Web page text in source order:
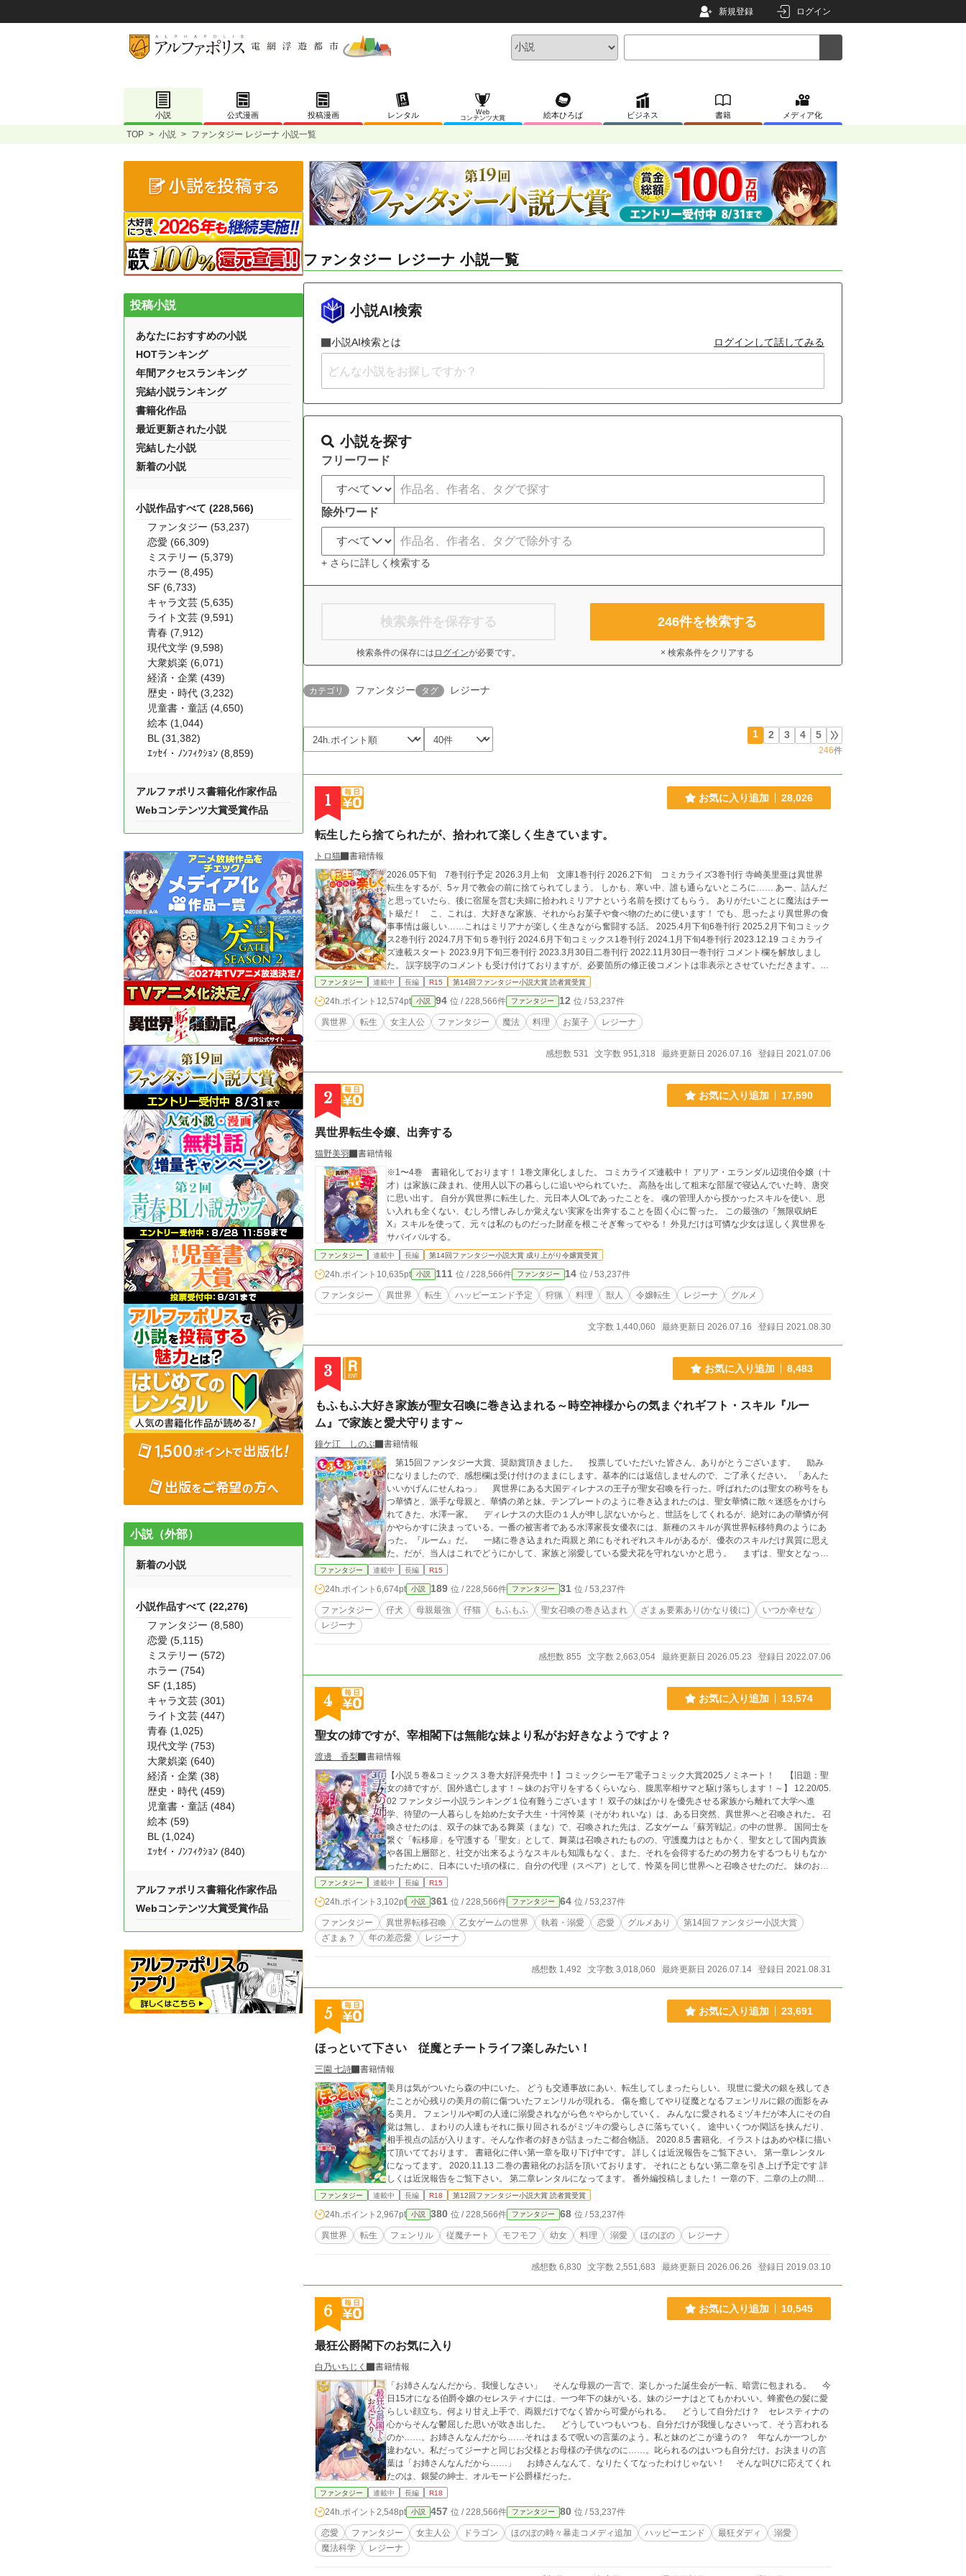
新規登録 ログイン
小説 公式漫画 投稿漫画 レンタル
Web
コンテンツ大賞
絵本ひろば ビジネス 書籍 メディア化
TOP > 小説 > ファンタジー レジーナ 小説一覧
ファンタジー レジーナ 小説一覧
小説AI検索
小説AI検索とは ログインして話してみる
小説を探す
フリーワード
除外ワード
+ さらに詳しく検索する
検索条件を保存する
検索条件の保存には ログインが必要です。
246件を検索する
× 検索条件をクリアする
カテゴリ ファンタジー タグ レジーナ
1 2 3 4 5
246件
1 お気に入り追加 28,026
転生したら捨てられたが、拾われて楽しく生きています。
トロ猫
書籍情報
2026.05下旬 7巻刊行予定 2026.3月上旬 文庫1巻刊行 2026.2下旬 コミカライズ3巻刊行 寺崎美里亜は異世界
転生をするが、5ヶ月で教会の前に捨てられてしまう。 しかも、寒い中、誰も通らないところに…… あー、詰んだ
と思っていたら、後に宿屋を営む夫婦に拾われミリアナという名前を授けてもらう。 ありがたいことに魔法はチー
ト級だ！ こ、これは、大好きな家族、それからお菓子や食べ物のために使います！ でも、思ったより異世界の食
事事情は厳しい……これはミリアナが楽しく生きながら奮闘する話。 2025.4月下旬6巻刊行 2025.2月下旬コミック
ス2巻刊行 2024.7月下旬５巻刊行 2024.6月下旬コミックス1巻刊行 2024.1月下旬4巻刊行 2023.12.19 コミカライ
ズ連載スタート 2023.9月下旬三巻刊行 2023.3月30日二巻刊行 2022.11月30日一巻刊行 コメント欄を解放しまし
た。 誤字脱字のコメントも受け付けておりますが、必要箇所の修正後コメントは非表示とさせていただきます。ま
た、ストーリーや今後の展開に迫る質問等は返信を控えさせていただきます。 書籍の誤字脱字につきましては近況
ファンタジー 連載中 長編 R15 第14回ファンタジー小説大賞 読者賞受賞
24h.ポイント 12,574pt 小説 94 位 / 228,566件 ファンタジー 12 位 / 53,237件
異世界 転生 女主人公 ファンタジー 魔法 料理 お菓子 レジーナ
感想数 531 文字数 951,318 最終更新日 2026.07.16 登録日 2021.07.06
2 お気に入り追加 17,590
異世界転生令嬢、出奔する
猫野美羽
書籍情報
※1〜4巻 書籍化しております！ 1巻文庫化しました。 コミカライズ連載中！ アリア・エランダル辺境伯令嬢（十
才）は家族に疎まれ、使用人以下の暮らしに追いやられていた。 高熱を出して粗末な部屋で寝込んでいた時、唐突
に思い出す。 自分が異世界に転生した、元日本人OLであったことを。 魂の管理人から授かったスキルを使い、思
い入れも全くない、むしろ憎しみしか覚えない実家を出奔することを固く心に誓った。 この最強の『無限収納E
X』スキルを使って、元々は私のものだった財産を根こそぎ奪ってやる！ 外見だけは可憐な少女は逞しく異世界を
サバイバルする。
ファンタジー 連載中 長編 第14回ファンタジー小説大賞 成り上がり令嬢賞受賞
24h.ポイント 10,635pt 小説 111 位 / 228,566件 ファンタジー 14 位 / 53,237件
ファンタジー 異世界 転生 ハッピーエンド予定 狩猟 料理 獣人 令嬢転生 レジーナ グルメ
文字数 1,440,060 最終更新日 2026.07.16 登録日 2021.08.30
3 お気に入り追加 8,483
もふもふ大好き家族が聖女召喚に巻き込まれる～時空神様からの気まぐれギフト・スキル『ルー
ム』で家族と愛犬守ります～
鐘ケ江 しのぶ
書籍情報
第15回ファンタジー大賞、奨励賞頂きました。 投票していただいた皆さん、ありがとうございます。 励み
になりましたので、感想欄は受け付けのままにします。基本的には返信しませんので、ご了承ください。 「あんた
いいかげんにせんねっ」 異世界にある大国ディレナスの王子が聖女召喚を行った。呼ばれたのは聖女の称号をも
つ華憐と、派手な母親と、華憐の弟と妹。テンプレートのように巻き込まれたのは、聖女華憐に散々迷惑をかけら
れてきた、水澤一家。 ディレナスの大臣の１人が申し訳ないからと、世話をしてくれるが、絶対にあの華憐が何
かやらかすに決まっている。一番の被害者である水澤家長女優衣には、新種のスキルが異世界転移特典のようにあ
った。『ルーム』だ。 一緒に巻き込まれた両親と弟にもそれぞれスキルがあるが、優衣のスキルだけ異質に思え
た。だが、当人はこれでどうにかして、家族と溺愛している愛犬花を守れないかと思う。 まずは、聖女となった
華憐から逃げることだ。 聖女召喚に巻き込まれた４人家族+愛犬の、のんびりで、もふもふな生活のつもり
が、ご了承頂けたら幸いです。
ファンタジー 連載中 長編 R15
24h.ポイント 6,674pt 小説 189 位 / 228,566件 ファンタジー 31 位 / 53,237件
ファンタジー 仔犬 母親最強 仔猫 もふもふ 聖女召喚の巻き込まれ ざまぁ要素あり(かなり後に)
いつか幸せな
レジーナ
感想数 855 文字数 2,663,054 最終更新日 2026.05.23 登録日 2022.07.06
4 お気に入り追加 13,574
聖女の姉ですが、宰相閣下は無能な妹より私がお好きなようですよ？
渡邊 香梨
書籍情報
【小説５巻&コミックス３巻大好評発売中！】コミックシーモア電子コミック大賞2025ノミネート！ 【旧題：聖
女の姉ですが、国外逃亡します！～妹のお守りをするくらいなら、腹黒宰相サマと駆け落ちします！～】 12.20/05.
02 ファンタジー小説ランキング１位有難うございます！ 双子の妹ばかりを優先させる家族から離れて大学へ進
学、待望の一人暮らしを始めた女子大生・十河怜菜（そがわ れいな）は、ある日突然、異世界へと召喚された。 召
喚させたのは、双子の妹である舞菜（まな）で、召喚された先は、乙女ゲーム「蘇芳戦記」の中の世界。 国同士を
繋ぐ「転移扉」を守護する「聖女」として、舞菜は召喚されたものの、守護魔力はともかく、聖女として国内貴族
や各国上層部と、社交が出来るようなスキルも知識もなく、また、それを会得するための努力をするつもりもなか
ったために、日本にいた頃の様に、自分の代理（スペア）として、怜菜を同じ世界へと召喚させたのだ。 妹のお守
りは、もうごめん――。 全てにおいて妹優先だった生活から、ようやく抜け出せたのに、再び妹のお守りなどと、
軛（くびき）から逃れるための算段を立て始めた――。 ※ R15（キスよりちょっとだけ先）が入る章には☆を入
れました。 【近況ボードに書籍化についてや、参考資料等掲載中です。宜しければそちらもご参照下さいませ】
ファンタジー 連載中 長編 R15
24h.ポイント 3,102pt 小説 361 位 / 228,566件 ファンタジー 64 位 / 53,237件
ファンタジー 異世界転移召喚 乙女ゲームの世界 執着・溺愛 恋愛 グルメあり
第14回ファンタジー小説大賞
ざまぁ？
年の差恋愛 レジーナ
感想数 1,492 文字数 3,018,060 最終更新日 2026.07.14 登録日 2021.08.31
5 お気に入り追加 23,691
ほっといて下さい 従魔とチートライフ楽しみたい！
三園 七詩
書籍情報
美月は気がついたら森の中にいた。 どうも交通事故にあい、転生してしまったらしい。 現世に愛犬の銀を残してき
たことが心残りの美月の前に傷ついたフェンリルが現れる。 傷を癒してやり従魔となるフェンリルに銀の面影をみ
る美月。 フェンリルや町の人達に溺愛されながら色々やらかしていく。 みんなに愛されるミヅキだが本人にその自
覚は無し、まわりの人達もそれに振り回されるがミヅキの愛らしさに落ちていく。 途中いくつか閑話を挟んだり、
相手視点の話が入ります。そんな作者の好きが詰まったご都合物語。 2020.8.5 書籍化、イラストはあめや様に描い
て頂いてております。 書籍化に伴い第一章を取り下げ中です。 詳しくは近況報告をご覧下さい。 第一章レンタル
になってます。 2020.11.13 二巻の書籍化のお話を頂いております。 それにともない第二章を引き上げ予定です 詳
しくは近況報告をご覧下さい。 第二章レンタルになってます。 番外編投稿しました！ 一章の下、二章の上の間に
番外編の枠がありますのでそこからどうぞ(*^^*) 2021.2.23 3月2日よりコミカライズが連載開始します。 鳴希りお
がどうなったのかとの意見が多かったので…前に投稿してカットになった部分を公開します。人物紹介の下に投稿
されていると思うので気になる方は見てください。
ファンタジー 連載中 長編 R18 第12回ファンタジー小説大賞 読者賞受賞
24h.ポイント 2,967pt 小説 380 位 / 228,566件 ファンタジー 68 位 / 53,237件
異世界 転生 フェンリル 従魔チート モフモフ 幼女 料理 溺愛 ほのぼの レジーナ
感想数 6,830 文字数 2,551,683 最終更新日 2026.06.26 登録日 2019.03.10
6 お気に入り追加 10,545
最狂公爵閣下のお気に入り
白乃いちじく
書籍情報
「お姉さんなんだから、我慢しなさい」 そんな母親の一言で、楽しかった誕生会が一転、暗雲に包まれる。 今
日15才になる伯爵令嬢のセレスティナには、一つ年下の妹がいる。妹のジーナはとてもかわいい。蜂蜜色の髪に愛
らしい顔立ち。何より甘え上手で、両親だけでなく皆から可愛がられる。 どうして自分だけ？ セレスティナの
心からそんな鬱屈した思いが吹き出した。 どうしていつもいつも、自分だけが我慢しなさいって、そう言われる
のか……。お姉さんなんだから……それはまるで呪いの言葉のよう。私と妹のどこが違うの？ 年なんか一つしか
違わない。私だってジーナと同じお父様とお母様の子供なのに……。叱られるのはいつも自分だけ。お決まりの言
葉は「お姉さんなんだから……」 お姉さんなんて、なりたくてなったわけじゃない！ そんな叫びに応えてくれ
たのは、銀髪の紳士、オルモード公爵様だった。
ファンタジー 連載中 長編 R18
24h.ポイント 2,548pt 小説 457 位 / 228,566件 ファンタジー 80 位 / 53,237件
恋愛 ファンタジー 女主人公 ドラゴン ほのぼの時々暴走コメディ追加 ハッピーエンド 最狂ダディ
溺愛
魔法科学
レジーナ
投稿小説
あなたにおすすめの小説
HOTランキング
年間アクセスランキング
完結小説ランキング
書籍化作品
最近更新された小説
完結した小説
新着の小説
小説作品すべて (228,566)
ファンタジー (53,237)
恋愛 (66,309)
ミステリー (5,379)
ホラー (8,495)
SF (6,733)
キャラ文芸 (5,635)
ライト文芸 (9,591)
青春 (7,912)
現代文学 (9,598)
大衆娯楽 (6,071)
経済・企業 (439)
歴史・時代 (3,232)
児童書・童話 (4,650)
絵本 (1,044)
BL (31,382)
ｴｯｾｲ・ﾉﾝﾌｨｸｼｮﾝ (8,859)
アルファポリス書籍化作家作品
Webコンテンツ大賞受賞作品
小説（外部）
新着の小説
小説作品すべて (22,276)
ファンタジー (8,580)
恋愛 (5,115)
ミステリー (572)
ホラー (754)
SF (1,185)
キャラ文芸 (301)
ライト文芸 (447)
青春 (1,025)
現代文学 (753)
大衆娯楽 (640)
経済・企業 (38)
歴史・時代 (459)
児童書・童話 (484)
絵本 (59)
BL (1,024)
ｴｯｾｲ・ﾉﾝﾌｨｸｼｮﾝ (840)
アルファポリス書籍化作家作品
Webコンテンツ大賞受賞作品